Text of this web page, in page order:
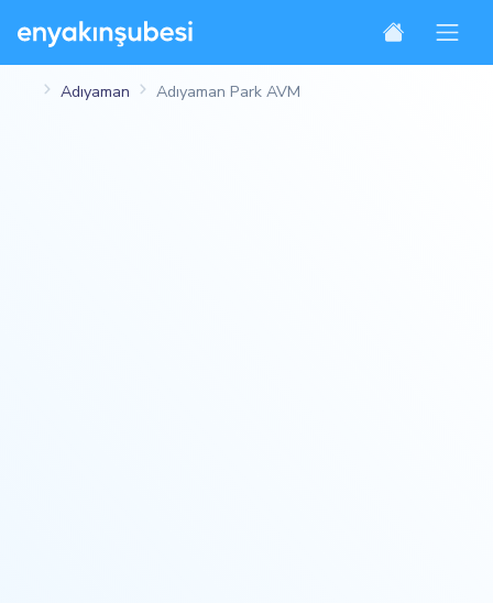
Adıyaman Adıyaman Park AVM